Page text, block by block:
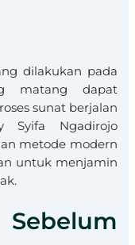
dilakukan pada
matang dapat
sunat berjalan
Syifa Ngadirojo
metode modern
untuk menjamin